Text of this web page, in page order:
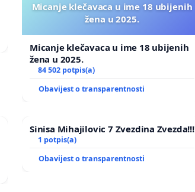
Micanje klečavaca u ime 18 ubijenih
žena u 2025.
Micanje klečavaca u ime 18 ubijenih
žena u 2025.
84 502 potpis(a)
Obavijest o transparentnosti
Sinisa Mihajilovic 7 Zvezdina Zvezda!!!
1 potpis(a)
Obavijest o transparentnosti